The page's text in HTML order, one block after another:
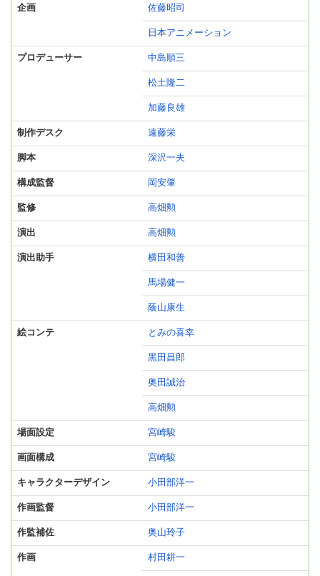
企画 佐藤昭司
日本アニメーション
プロデューサー 中島順三
松土隆二
加藤良雄
制作デスク 遠藤栄
脚本 深沢一夫
構成監督 岡安肇
監修 高畑勲
演出 高畑勲
演出助手 横田和善
馬場健一
蔭山康生
絵コンテ とみの喜幸
黒田昌郎
奥田誠治
高畑勲
場面設定 宮崎駿
画面構成 宮崎駿
キャラクターデザイン 小田部洋一
作画監督 小田部洋一
作監補佐 奥山玲子
作画 村田耕一